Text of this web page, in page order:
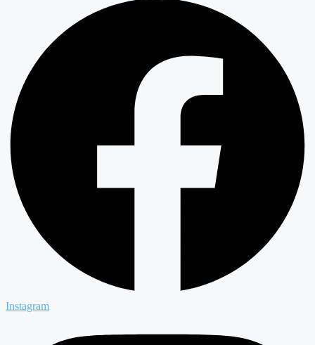
Instagram